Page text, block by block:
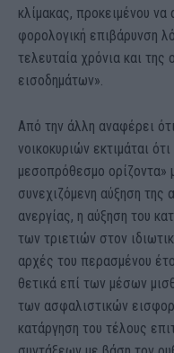
κλίμακας, προκειμένου να
φορολογική επιβάρυνση
τελευταία χρόνια και της
εισοδημάτων».
Από την άλλη αναφέρει
νοικοκυριών εκτιμάται
μεσοπρόθεσμο
συνεχιζόμενη αύξηση
ανεργίας, η αύξηση του
των τριετιών στον
αρχές του περασμένου
θετικά επί των μέσων
των ασφαλιστικών
κατάργηση του τέλους